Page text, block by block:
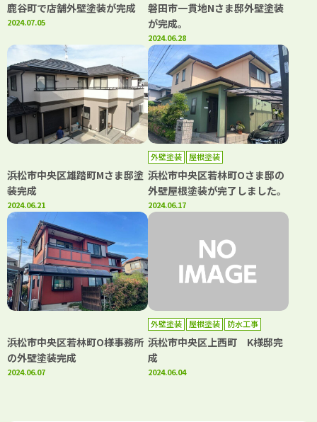
鹿谷町で店舗外壁塗装が完成
2024.07.05
磐田市一貫地Nさま邸外壁塗装
が完成。
2024.06.28
浜松市中央区雄踏町Mさま邸塗
装完成
2024.06.21
外壁塗装 屋根塗装
浜松市中央区若林町Oさま邸の
外壁屋根塗装が完了しました。
2024.06.17
浜松市中央区若林町O様事務所
の外壁塗装完成
2024.06.07
外壁塗装 屋根塗装 防水工事
浜松市中央区上西町 K様邸完
成
2024.06.04